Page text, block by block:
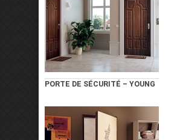
PORTE DE SÉCURITÉ – YOUNG